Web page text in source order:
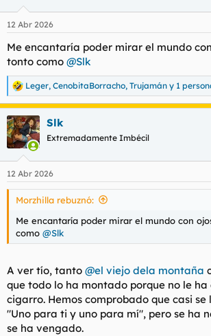
12 Abr 2026
Me encantaría poder mirar el mundo
tonto como @Slk
R
e
a
c
c
i
e
s
Leger, CenobitaBorracho, Trujamán y 1
Slk
Extremadamente Imbécil
12 Abr 2026
Morzhilla rebuznó:
Me encantaría poder mirar el mundo con
como @Slk
A ver tío, tanto @el viejo dela montaña
que todo lo ha montado porque no le
cigarro. Hemos comprobado que casi se
"Uno para ti y uno para mí", pero se ha
se ha vengado.